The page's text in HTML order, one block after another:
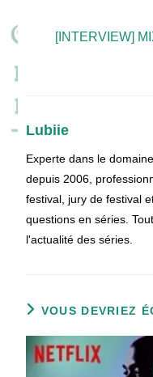
[INTERVIEW]
Lubiie
Experte dans le
depuis 2006,
festival, jury de festival
questions en séries.
l'actualité des séries.
VOUS DEVRIEZ